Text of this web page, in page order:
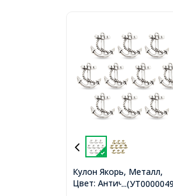
Кулон Якорь, Металл,
Цвет: Античное